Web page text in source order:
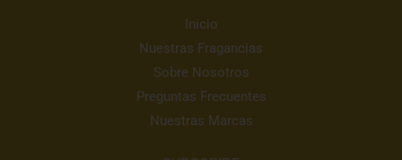
Inicio
Nuestras Fragancias
Sobre Nosotros
Preguntas Frecuentes
Nuestras Marcas